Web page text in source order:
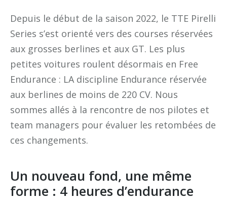
Depuis le début de la saison 2022, le TTE Pirelli
Series s’est orienté vers des courses réservées
aux grosses berlines et aux GT. Les plus
petites voitures roulent désormais en Free
Endurance : LA discipline Endurance réservée
aux berlines de moins de 220 CV. Nous
sommes allés à la rencontre de nos pilotes et
team managers pour évaluer les retombées de
ces changements.
Un nouveau fond, une même
forme : 4 heures d’endurance